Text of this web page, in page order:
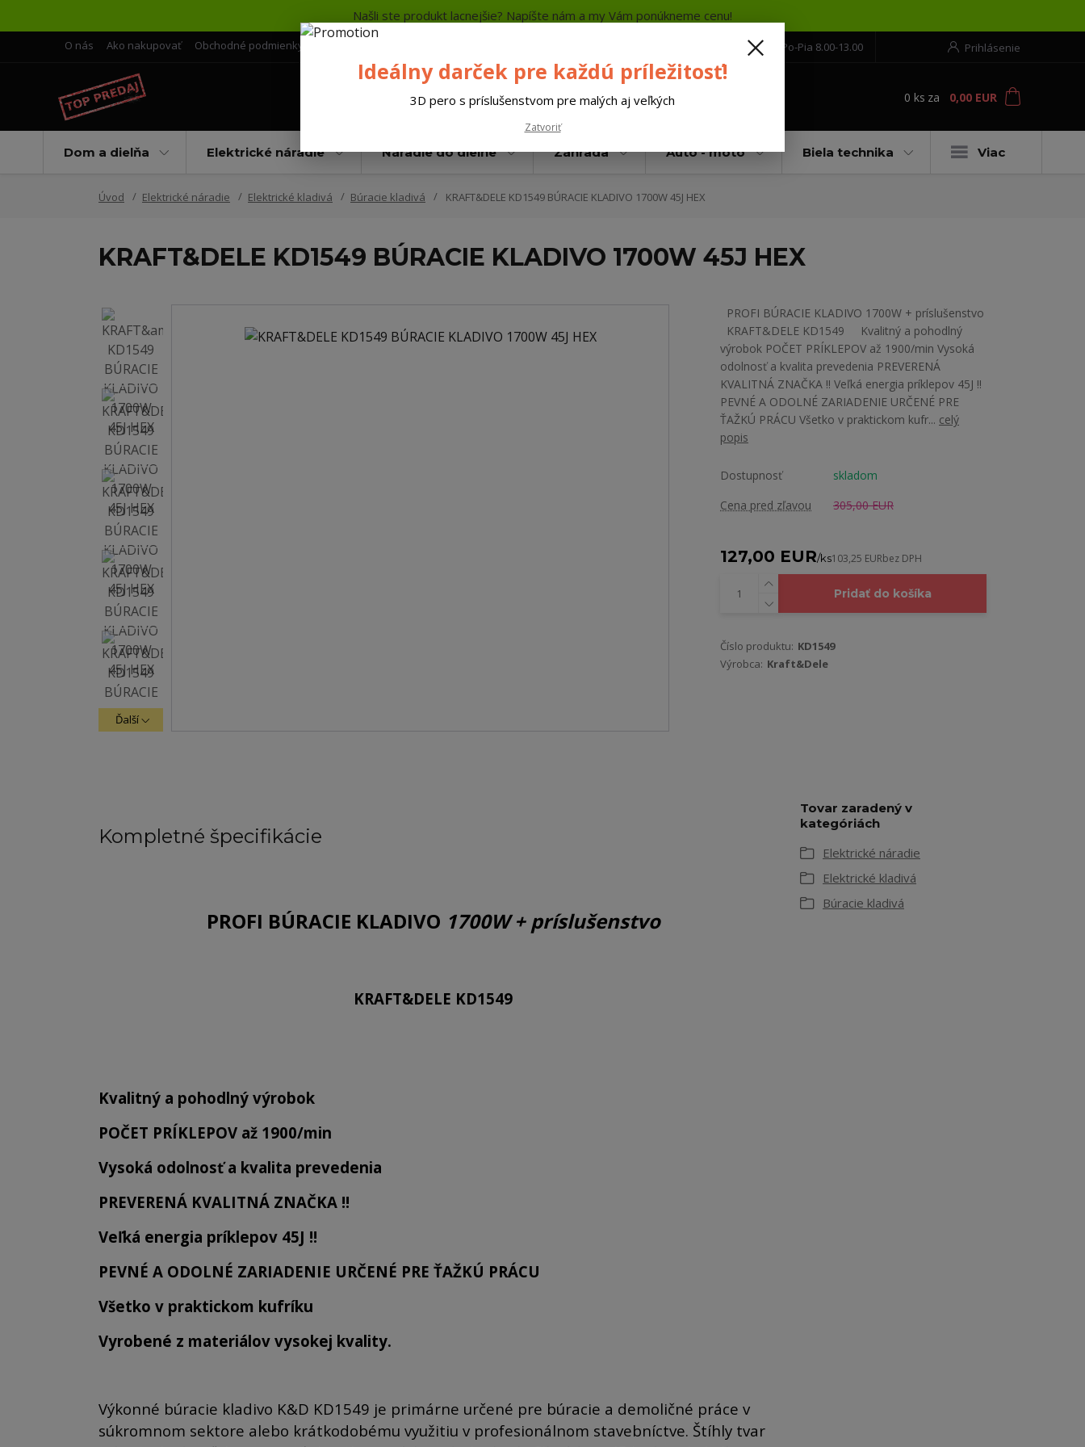
Našli ste produkt lacnejšie? Napíšte nám a my Vám ponúkneme cenu!
O nás Ako nakupovať Obchodné podmienky Prihlásenie
+421 552 304 860 Po-Pia 8.00-13.00
0 ks za 0,00 EUR
Dom a dielňa Elektrické náradie Náradie do dielne Záhrada Auto - moto Biela technika Viac
Úvod Elektrické náradie Elektrické kladivá Búracie kladivá KRAFT&DELE KD1549 BÚRACIE KLADIVO 1700W 45J HEX
KRAFT&DELE KD1549 BÚRACIE KLADIVO 1700W 45J HEX
Ďalší
PROFI BÚRACIE KLADIVO 1700W + príslušenstvo
KRAFT&DELE KD1549 Kvalitný a pohodlný
výrobok POČET PRÍKLEPOV až 1900/min Vysoká
odolnosť a kvalita prevedenia PREVERENÁ
KVALITNÁ ZNAČKA !! Veľká energia príklepov 45J !!
PEVNÉ A ODOLNÉ ZARIADENIE URČENÉ PRE
ŤAŽKÚ PRÁCU Všetko v praktickom kufr... celý
popis
Dostupnosť
skladom
Cena pred zľavou
305,00 EUR
127,00 EUR/ks103,25 EURbez DPH
Pridať do košíka
Číslo produktu: KD1549
Výrobca: Kraft&Dele
Kompletné špecifikácie
PROFI BÚRACIE KLADIVO 1700W + príslušenstvo
KRAFT&DELE KD1549
Kvalitný a pohodlný výrobok
POČET PRÍKLEPOV až 1900/min
Vysoká odolnosť a kvalita prevedenia
PREVERENÁ KVALITNÁ ZNAČKA !!
Veľká energia príklepov 45J !!
PEVNÉ A ODOLNÉ ZARIADENIE URČENÉ PRE ŤAŽKÚ PRÁCU
Všetko v praktickom kufríku
Vyrobené z materiálov vysokej kvality.
Výkonné búracie kladivo K&D KD1549 je primárne určené pre búracie a demoličné práce v
súkromnom sektore alebo krátkodobému využitiu v profesionálnom stavebníctve. Štíhly tvar
Tovar zaradený v
kategóriách
Elektrické náradie
Elektrické kladivá
Búracie kladivá
Ideálny darček pre každú príležitosť!
3D pero s príslušenstvom pre malých aj veľkých
Zatvoriť